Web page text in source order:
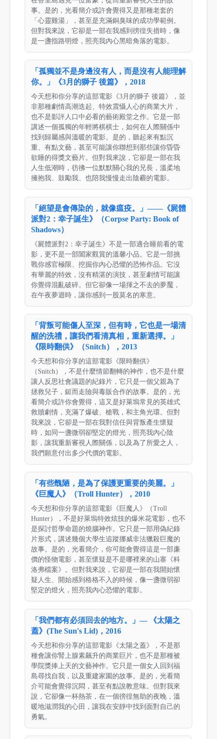
事。是的，光看簡介或許會覺得又是那種老套的
「心靈雞湯」，甚至是充滿銅臭味的成功學範例。
但對我來說，它卻是一部在我感到徬徨失措時，像
是一盞指路明燈，照亮我內心黑暗角落的電影。
「孤獨並不是身邊沒有人，而是沒有人能理解
你。」《3月的獅子 後篇》，2018
今天想和你分享的這部電影《3月的獅子 後篇》，並
非那種劇情高潮迭起、特效震懾人心的商業大片，
也不是影評人口中必看的藝術殿堂之作。它是一部
講述一個孤獨的年輕將棋棋士，如何在人際關係中
找到歸屬感與溫暖的電影。是的，聽起來有點沉
重、有點文藝，甚至可能讓你聯想到那些讓你昏昏
欲睡的得獎文藝片。但對我來說，它卻是一部在我
人生低潮時，彷彿一位默默關心我的兄長，溫柔地
擁抱我、鼓勵我、也陪我慢慢走出陰霾的電影。
「絕望是會傳染的，就像瘟疫。」——《屍體
派對2：幸子誕生》（Corpse Party: Book of
Shadows）
《屍體派對2：幸子誕生》不是一部適合睡前看的電
影，更不是一部闔家觀賞的溫馨小品。它是一部挑
戰你感官極限、挖掘你內心恐懼的恐怖作品。它沒
有華麗的特效，沒有精湛的演技，甚至劇情可能讓
你覺得混亂破碎。但它卻像一場揮之不去的夢魘，
在午夜夢迴時，讓你感到一股莫名的寒意。
「背叛可能傷人至深，但有時，它也是一場清
醒的洗禮，讓我們看清真相，重新選擇。」
《限時翻供》（Snitch），2013
今天想和你分享的這部電影《限時翻供》
（Snitch），不是什麼情節翻轉的神作，也不是什麼
讓人反思社會議題的紀錄片，它只是一個父親為了
拯救兒子，鋌而走險與毒販合作的故事。是的，光
看簡介或許你會覺得，這又是好萊塢常見的英雄式
救贖劇情，充滿了爆破、槍戰，和主角光環。但對
我來說，它卻是一部在我對信任與背叛產生懷疑
時，如同一盞微弱卻堅定的燈光，照亮我內心陰
影，讓我重新審視人際關係，以及為了所愛之人，
我們願意付出多少代價的電影。
「有些醜陋，是為了保護更重要的美麗。」
《巨魔人》（Troll Hunter），2010
今天想和你分享的這部電影《巨魔人》（Troll
Hunter），不是好萊塢特效炫技的爆米花電影，也不
是探討哲學命題的燒腦神作。它只是一部用偽紀錄
片形式，講述幾個大學生追蹤挪威非法獵殺巨魔的
故事。是的，光看簡介，你可能會覺得這是一部廉
價的怪物電影，甚至懷疑是不是哪裡來的山寨《科
洛弗檔案》。但對我來說，它卻是一部在我開始懷
疑人生、開始感到格格不入的時候，像一盞微弱卻
堅定的燈火，照亮我內心恐懼的電影。
「我們都有必須回去的地方。」— 《太陽之
蓋》(The Sun's Lid)，2016
今天想和你分享的這部電影《太陽之蓋》，不是那
種會讓你腎上腺素飆升的商業巨片，也不是那種被
學院獎捧上天的文藝神作。它只是一個女人回到福
島尋找自我，以及重建家園的故事。是的，光看簡
介可能會覺得沉悶，甚至有點說教意味。但對我來
說，它卻像一杯熱茶，在一個徬徨無助的夜晚，溫
暖地滋潤我的心田，讓我在安靜中找到面對自己的
勇氣。